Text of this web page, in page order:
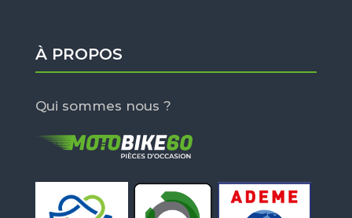
À PROPOS
Qui sommes nous ?